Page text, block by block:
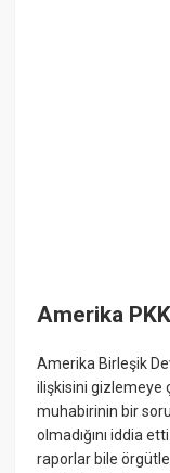
Amerika
Amerika Birleşik
ilişkisini gizlemeye
muhabirinin bir
olmadığını iddia
raporlar bile